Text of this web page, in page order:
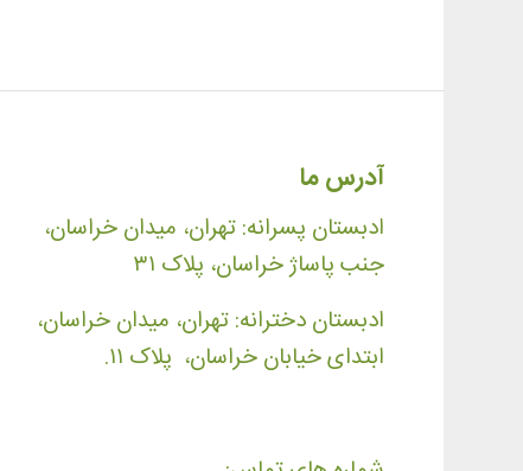
آدرس ما
ادبستان پسرانه: تهران، میدان خراسان،
جنب پاساژ خراسان، پلاک ۳۱
ادبستان دخترانه: تهران، میدان خراسان،
ابتدای خیابان خراسان، پلاک ۱۱.